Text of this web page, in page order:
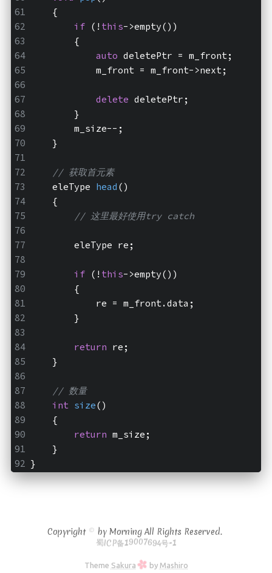
    {
if (! this->empty())
        {
auto deletePtr = m_front;
            m_front = m_front->next;
delete deletePtr;
        }
        m_size--;
    }
// 获取首元素
eleType head ()
    {
// 这里最好使用try catch
        eleType re;
if (! this->empty())
        {
            re = m_front.data;
        }
return re;
    }
// 数量
int size()
    {
return m_size;
    }
}
Copyright © by Morning All Rights Reserved.
蜀ICP备19007694号-1
Theme Sakura by Mashiro